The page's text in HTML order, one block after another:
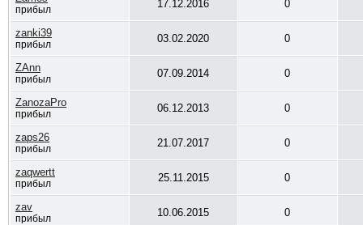
прибыл 17.12.2016 0
zanki39
прибыл 03.02.2020 0
ZAnn
прибыл 07.09.2014 0
ZanozaPro
прибыл 06.12.2013 0
zaps26
прибыл 21.07.2017 0
zaqwertt
прибыл 25.11.2015 0
zav
прибыл 10.06.2015 0